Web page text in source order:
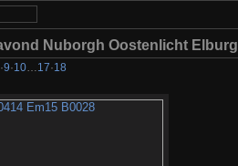
Nuborgh Oostenlicht Elburg
·9·10 17·18